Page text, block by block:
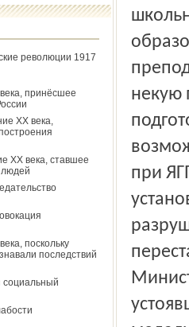
революции 1917
принёсшее
ХХ века,
ХХ века, ставшее
людей
поскольку
последствий
социальный
некую
при